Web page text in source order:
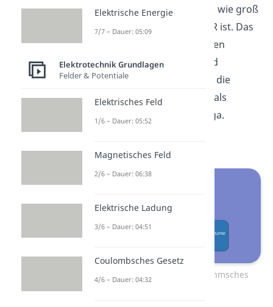
Strom gebremst wird, also wie groß
der ohmsche Widerstand R ist. Das
R ist das Verhältnis zwischen
anliegender Spannung und
fließendem Strom und hat die
Einheit Ohm, geschrieben als
großes griechisches Omega.
Widerstandsbauteil und Ohmsches
Elektrische Energie
7/7 – Dauer: 05:09
Elektrotechnik Grundlagen
Felder & Potentiale
Elektrisches Feld
1/6 – Dauer: 05:52
Magnetisches Feld
2/6 – Dauer: 06:38
Elektrische Ladung
3/6 – Dauer: 04:51
Coulombsches Gesetz
4/6 – Dauer: 04:32